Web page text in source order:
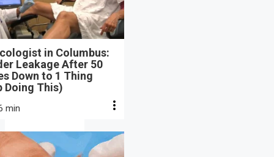
in Columbus:
Leakage After 50
Down to 1 Thing
Doing This)
min